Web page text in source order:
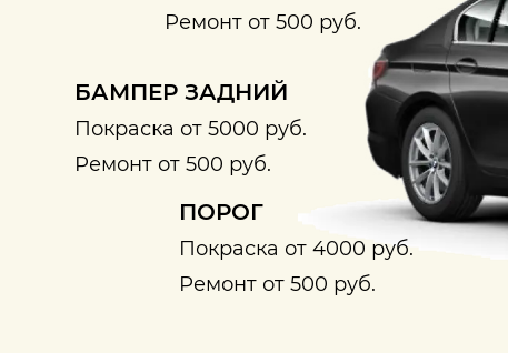
Ремонт от 500 руб.
БАМПЕР ЗАДНИЙ
Покраска от 5000 руб.
Ремонт от 500 руб.
ПОРОГ
Покраска от 4000 руб.
Ремонт от 500 руб.